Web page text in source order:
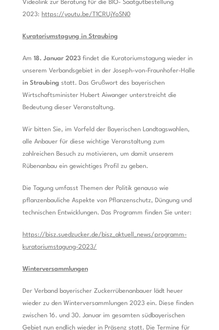
Videolink zur Beratung für die BIO- Saatgutbestellung
2023: https://youtu.be/T1CRUjYoSN0
Kuratoriumstagung in Straubing
Am 18. Januar 2023findet die Kuratoriumstagung wieder in
unserem Verbandsgebiet in der Joseph-von-Fraunhofer-Halle
in Straubing statt. Das Grußwort des bayerischen
Wirtschaftsminister Hubert Aiwanger unterstreicht die
Bedeutung dieser Veranstaltung.
Wir bitten Sie, im Vorfeld der Bayerischen Landtagswahlen,
alle Anbauer für diese wichtige Veranstaltung zum
zahlreichen Besuch zu motivieren, um damit unserem
Rübenanbau ein gewichtiges Profil zu geben.
Die Tagung umfasst Themen der Politik genauso wie
pflanzenbauliche Aspekte von Pflanzenschutz, Düngung und
technischen Entwicklungen. Das Programm finden Sie unter:
https://bisz.suedzucker.de/bisz_aktuell_news/programm-
kuratoriumstagung-2023/
Winterversammlungen
Der Verband bayerischer Zuckerrübenanbauer lädt heuer
wieder zu den Winterversammlungen 2023 ein. Diese finden
zwischen 16. und 30. Januar im gesamten südbayerischen
Gebiet nun endlich wieder in Präsenz statt. Die Termine für